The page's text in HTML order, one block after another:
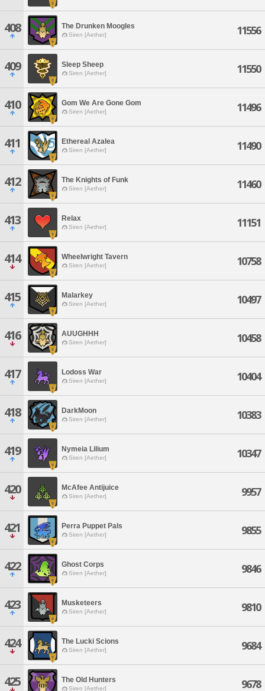
408 The Drunken Moogles
Siren [Aether] 11556
409 Sleep Sheep
Siren [Aether] 11550
410 Gom We Are Gone Gom
Siren [Aether] 11496
411 Ethereal Azalea
Siren [Aether] 11490
412 The Knights of Funk
Siren [Aether] 11460
413 Relax
Siren [Aether] 11151
414 Wheelwright Tavern
Siren [Aether] 10758
415 Malarkey
Siren [Aether] 10497
416 AUUGHHH
Siren [Aether] 10458
417 Lodoss War
Siren [Aether] 10404
418 DarkMoon
Siren [Aether] 10383
419 Nymeia Lilium
Siren [Aether] 10347
420 McAfee Antijuice
Siren [Aether] 9957
421 Perra Puppet Pals
Siren [Aether] 9855
422 Ghost Corps
Siren [Aether] 9846
423 Musketeers
Siren [Aether] 9810
424 The Lucki Scions
Siren [Aether] 9684
425 The Old Hunters
Siren [Aether] 9678